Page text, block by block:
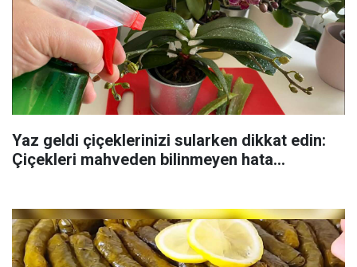
Yaz geldi çiçeklerinizi sularken dikkat edin:
Çiçekleri mahveden bilinmeyen hata...